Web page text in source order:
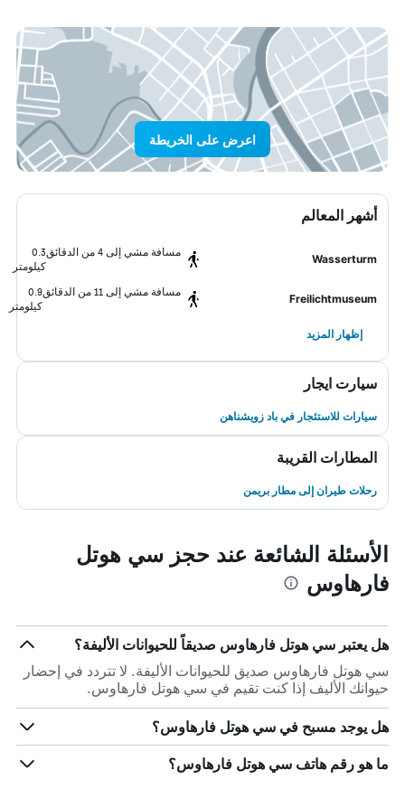
اعرض على الخريطة
أشهر المعالم
Wasserturm
مسافة مشي إلى 4 من الدقائق
0.3
كيلومتر
Freilichtmuseum
مسافة مشي إلى 11 من الدقائق
0.9
كيلومتر
إظهار المزيد
سيارت ايجار
سيارات للاستئجار في باد زويشناهن
المطارات القريبة
رحلات طيران إلى مطار بريمن
الأسئلة الشائعة عند حجز سي هوتل
فارهاوس
هل يعتبر سي هوتل فارهاوس صديقاً للحيوانات الأليفة؟
سي هوتل فارهاوس صديق للحيوانات الأليفة. لا تتردد في إحضار
حيوانك الأليف إذا كنت تقيم في سي هوتل فارهاوس.
هل يوجد مسبح في سي هوتل فارهاوس؟
ما هو رقم هاتف سي هوتل فارهاوس؟